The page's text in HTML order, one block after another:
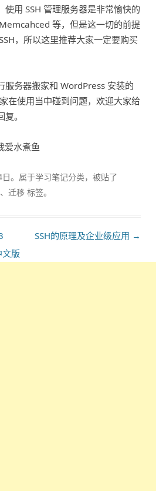
用 SSH 管理服务器是非常愉快的
等，但是这一切的前提
，所以这里推荐大家一定要购买
服务器搬家和 WordPress 安装的
在使用当中碰到问题，欢迎大家给
。
爱水煮鱼
日。属于学习笔记分类，被贴了
、迁移 标签。
版
SSH的原理及企业级应用 →